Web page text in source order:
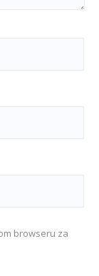
browseru za